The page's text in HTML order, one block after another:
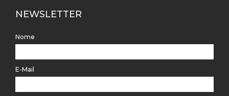
NEWSLETTER
Nome
E-Mail